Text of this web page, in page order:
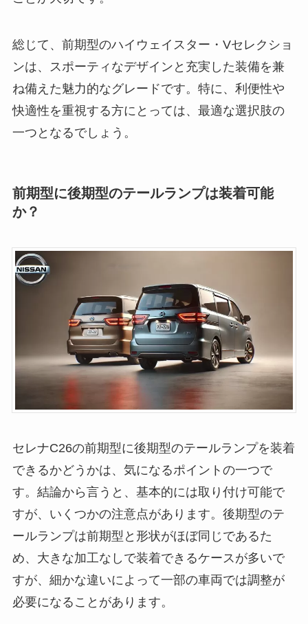
総じて、前期型のハイウェイスター・Vセレクショ
ンは、スポーティなデザインと充実した装備を兼
ね備えた魅力的なグレードです。特に、利便性や
快適性を重視する方にとっては、最適な選択肢の
一つとなるでしょう。
前期型に後期型のテールランプは装着可能
か？
セレナC26の前期型に後期型のテールランプを装着
できるかどうかは、気になるポイントの一つで
す。結論から言うと、基本的には取り付け可能で
すが、いくつかの注意点があります。後期型のテ
ールランプは前期型と形状がほぼ同じであるた
め、大きな加工なしで装着できるケースが多いで
すが、細かな違いによって一部の車両では調整が
必要になることがあります。